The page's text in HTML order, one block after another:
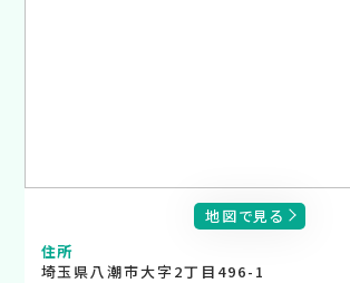
地図で見る
住所
埼玉県八潮市大字2丁目496-1